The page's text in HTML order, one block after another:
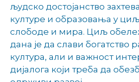
људско достојанство
културе и образовања у
слободе и мира. Циљ
дана је да слави богатство
култура, али и важност
дијалога који треба да